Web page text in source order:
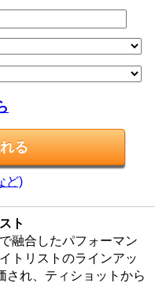
ど)
ト
融合したパフォーマン
トリストのラインアッ
され、ティショットから